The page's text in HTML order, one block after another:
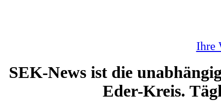
Ihre
SEK-News ist die
Eder-Kreis.